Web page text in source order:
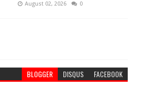
August 02, 2026 0
BLOGGER DISQUS FACEBOOK